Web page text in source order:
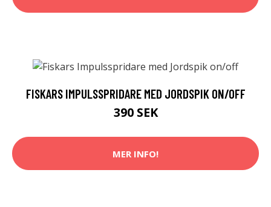
FISKARS IMPULSSPRIDARE MED JORDSPIK ON/OFF
390 SEK
MER INFO!